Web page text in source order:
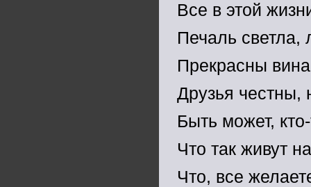
Все в этой
Печаль светла,
Прекрасны
Друзья честны,
Быть может,
Что так живут
Что, все